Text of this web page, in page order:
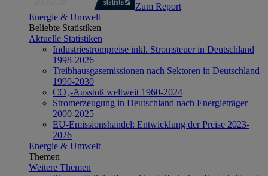
Zum Report
Energie & Umwelt
Beliebte Statistiken
Aktuelle Statistiken
Industriestrompreise inkl. Stromsteuer in Deutschland
1998-2026
Treibhausgasemissionen nach Sektoren in Deutschland
1990-2030
CO₂-Ausstoß weltweit 1960-2024
Stromerzeugung in Deutschland nach Energieträger
2000-2025
EU-Emissionshandel: Entwicklung der Preise 2023-
2026
Energie & Umwelt
Themen
Weitere Themen